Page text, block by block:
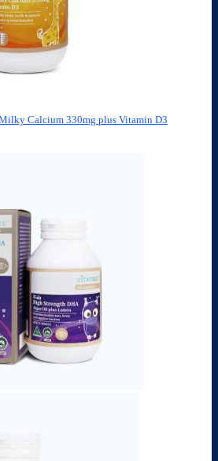
Calcium 330mg plus Vitamin D3